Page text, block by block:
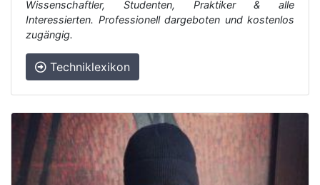
Wissenschaftler, Studenten, Praktiker & alle
Interessierten. Professionell dargeboten und kostenlos
zugängig.
Techniklexikon